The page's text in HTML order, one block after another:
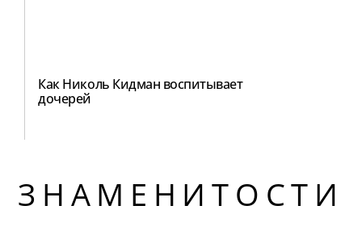
Как Николь Кидман воспитывает
дочерей
ЗНАМЕНИТОСТИ